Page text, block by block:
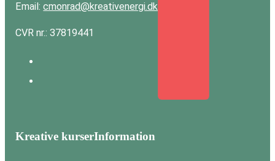
Email:cmonrad@kreativenergi.dk
CVR nr.: 37819441
Kreative kurserInformation